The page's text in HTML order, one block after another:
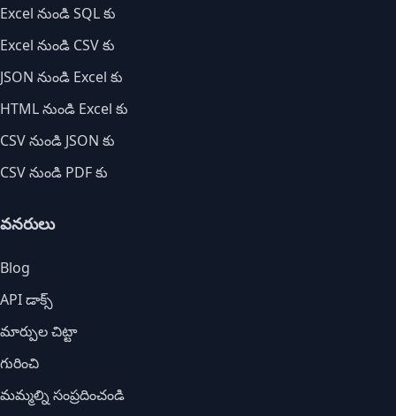
Excel నుండి SQL కు
Excel నుండి CSV కు
JSON నుండి Excel కు
HTML నుండి Excel కు
CSV నుండి JSON కు
CSV నుండి PDF కు
వనరులు
Blog
API డాక్స్
మార్పుల చిట్టా
గురించి
మమ్మల్ని సంప్రదించండి